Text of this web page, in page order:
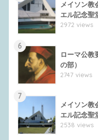
メイソン教
エル記念聖
2972 views
6
ローマ公教
の部）
2747 views
7
メイソン教
エル記念
2538 views